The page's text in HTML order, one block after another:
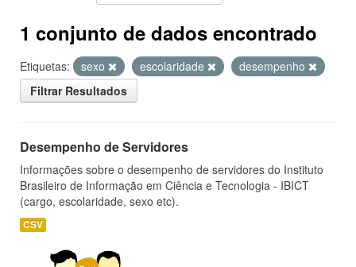
1 conjunto de dados encontrado
Etiquetas: sexo escolaridade
desempenho
Filtrar Resultados
Desempenho de Servidores
Informações sobre o desempenho de servidores do Instituto
Brasileiro de Informação em Ciência e Tecnologia - IBICT
(cargo, escolaridade, sexo etc).
CSV